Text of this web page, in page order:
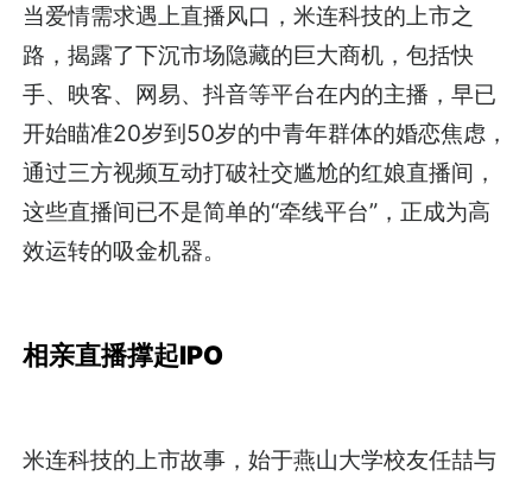
当爱情需求遇上直播风口，米连科技的上市之
路，揭露了下沉市场隐藏的巨大商机，包括快
手、映客、网易、抖音等平台在内的主播，早已
开始瞄准20岁到50岁的中青年群体的婚恋焦虑，
通过三方视频互动打破社交尴尬的红娘直播间，
这些直播间已不是简单的“牵线平台”，正成为高
效运转的吸金机器。
相亲直播撑起IPO
米连科技的上市故事，始于燕山大学校友任喆与